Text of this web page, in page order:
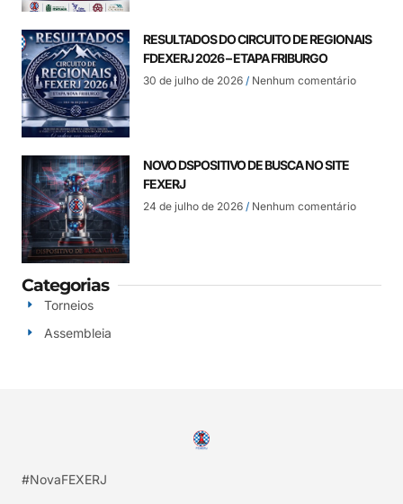
RESULTADOS DO CIRCUITO DE REGIONAIS
FDEXERJ 2026 – ETAPA FRIBURGO
30 de julho de 2026 Nenhum comentário
NOVO DSPOSITIVO DE BUSCA NO SITE
FEXERJ
24 de julho de 2026 Nenhum comentário
Categorias
Torneios
Assembleia
#NovaFEXERJ